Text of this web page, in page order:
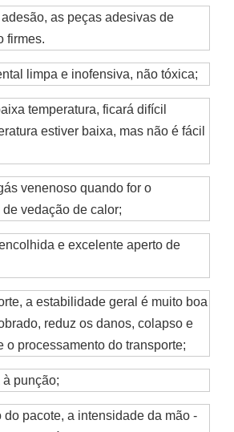
as peças adesivas de
firmes.
limpa e inofensiva, não tóxica;
temperatura, ficará difícil
estiver baixa, mas não é fácil
venenoso quando for o
vedação de calor;
e excelente aperto de
a estabilidade geral é muito boa
reduz os danos, colapso e
o processamento do transporte;
punção;
do pacote, a intensidade da mão -